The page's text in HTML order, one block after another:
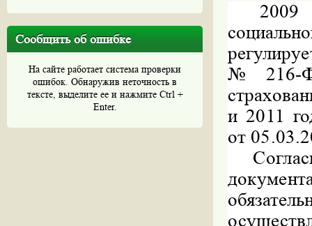
Сообщить об ошибке
На сайте работает система проверки
ошибок. Обнаружив неточность в
тексте, выделите ее и нажмите Ctrl +
Enter.
2009
№216-
и 2011
от